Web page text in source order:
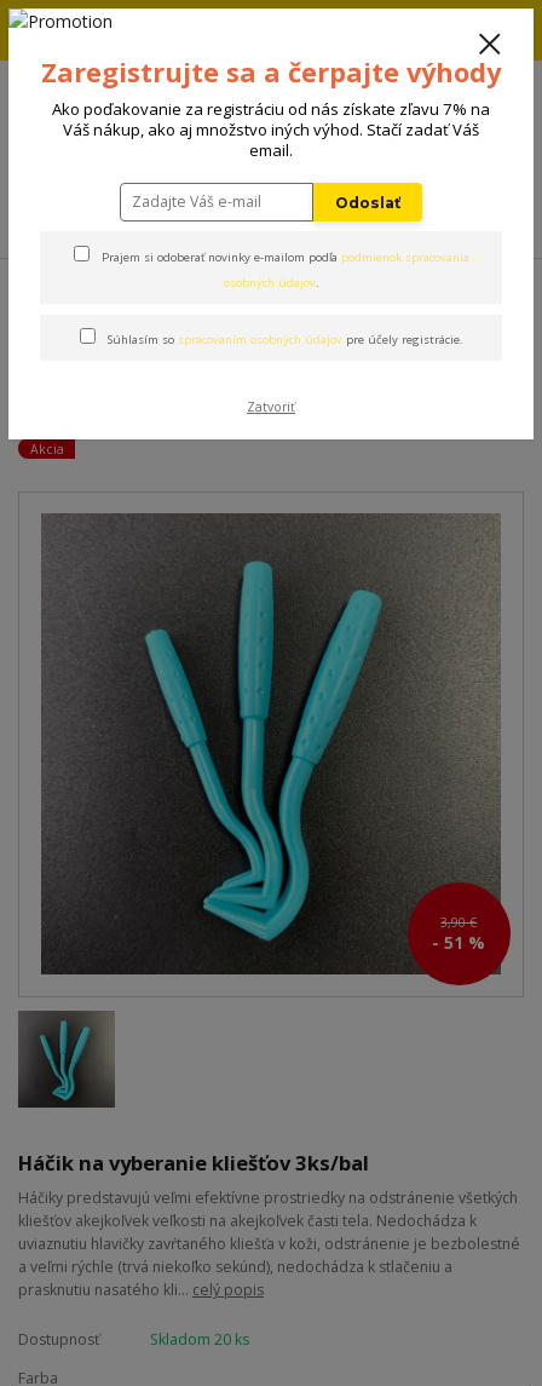
Zľava 5% na prvú objednávku. Zadaj kód FIRST5 a zľava sa
+421 908 198 133 (Po-Pia, 8-15 hod.)
Háčik na vyberanie kliešťov 3ks/bal
Akcia
3,90 €
- 51 %
Háčik na vyberanie kliešťov 3ks/bal
Háčiky predstavujú veľmi efektívne prostriedky na odstránenie všetkých
kliešťov akejkoľvek veľkosti na akejkoľvek časti tela. Nedochádza k
uviaznutiu hlavičky zavŕtaného kliešťa v koži, odstránenie je bezbolestné
a veľmi rýchle (trvá niekoľko sekúnd), nedochádza k stlačeniu a
prasknutiu nasatého kli... celý popis
Dostupnosť
Skladom 20 ks
Farba
Zaregistrujte sa a čerpajte výhody
Ako poďakovanie za registráciu od nás získate zľavu 7% na
Váš nákup, ako aj množstvo iných výhod. Stačí zadať Váš
email.
Odoslať
Prajem si odoberať novinky e-mailom podľa podmienok spracovania
osobných údajov.
Súhlasím so spracovaním osobných údajovpre účely registrácie.
Zatvoriť